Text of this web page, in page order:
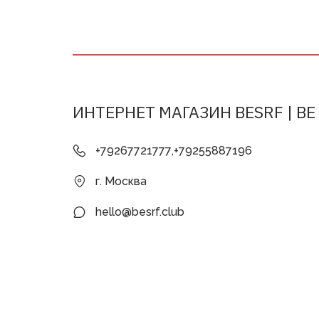
ИНТЕРНЕТ МАГАЗИН BESRF | BE
г. Москва
+79267721777,+79255887196
hello@besrf.club